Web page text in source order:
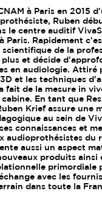
à Paris en 2015
Ruben
le centre auditif
Paris. Rapidement
de la
plus et décide
en audiologie. Attiré
et les techniques
fait de la mesure in
En tant que
Krief assure une
au sein de
connaissances et
audioprothésistes du
aussi un aspect
produits ainsi
primordiale
avec les
dans toute la